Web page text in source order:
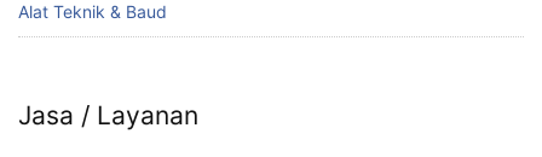
Alat Teknik & Baud
Jasa / Layanan